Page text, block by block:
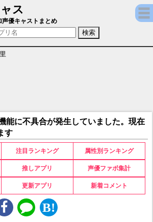
ス
- 担当ゲームキャラ一覧情報
声優キャストまとめ
能に不具合が発生していました。現在
す
注目ランキング 属性別ランキング
推しアプリ 声優ファボ集計
更新アプリ 新着コメント